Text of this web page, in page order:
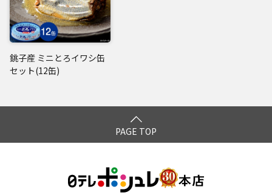
銚子産 ミニとろイワシ缶
セット(12缶)
PAGE TOP